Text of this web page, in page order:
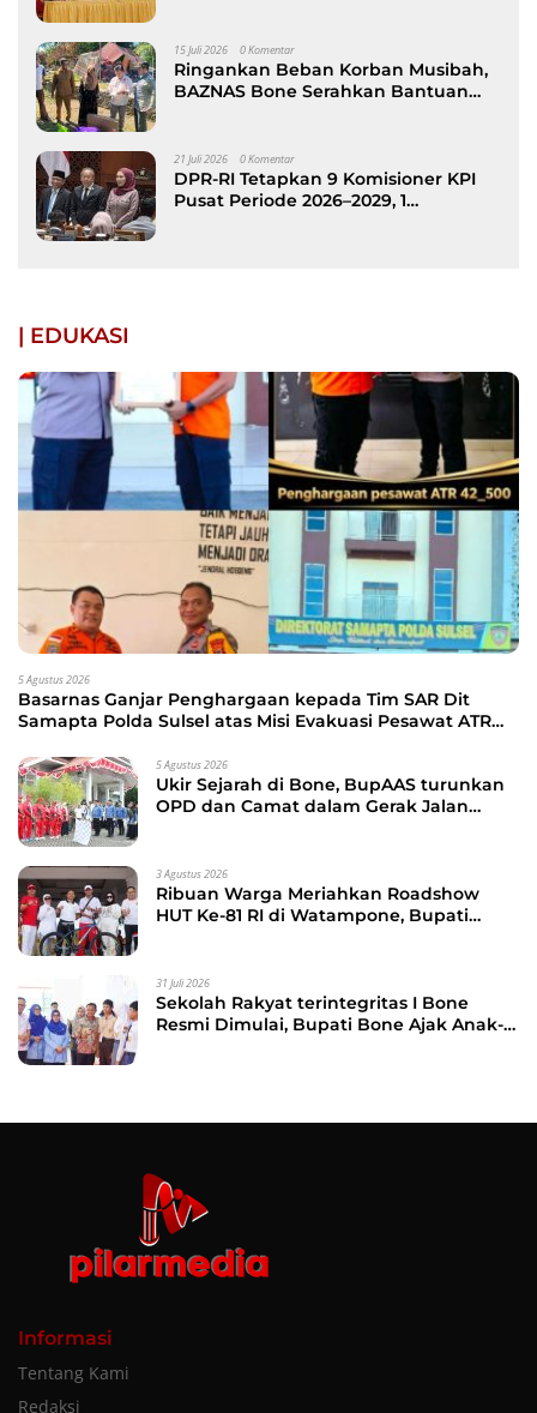
15 Juli 2026 0 Komentar
Ringankan Beban Korban Musibah,
BAZNAS Bone Serahkan Bantuan
21 Juli 2026 0 Komentar
DPR-RI Tetapkan 9 Komisioner KPI
Pusat Periode 2026–2029, 1
| EDUKASI
5 Agustus 2026
Basarnas Ganjar Penghargaan kepada Tim SAR Dit
Samapta Polda Sulsel atas Misi Evakuasi Pesawat ATR
5 Agustus 2026
Ukir Sejarah di Bone, BupAAS turunkan
OPD dan Camat dalam Gerak Jalan
3 Agustus 2026
Ribuan Warga Meriahkan Roadshow
HUT Ke-81 RI di Watampone, Bupati
Membangun Daerah
31 Juli 2026
Sekolah Rakyat terintegritas I Bone
Resmi Dimulai, Bupati Bone Ajak Anak-
Informasi
Tentang Kami
Redaksi